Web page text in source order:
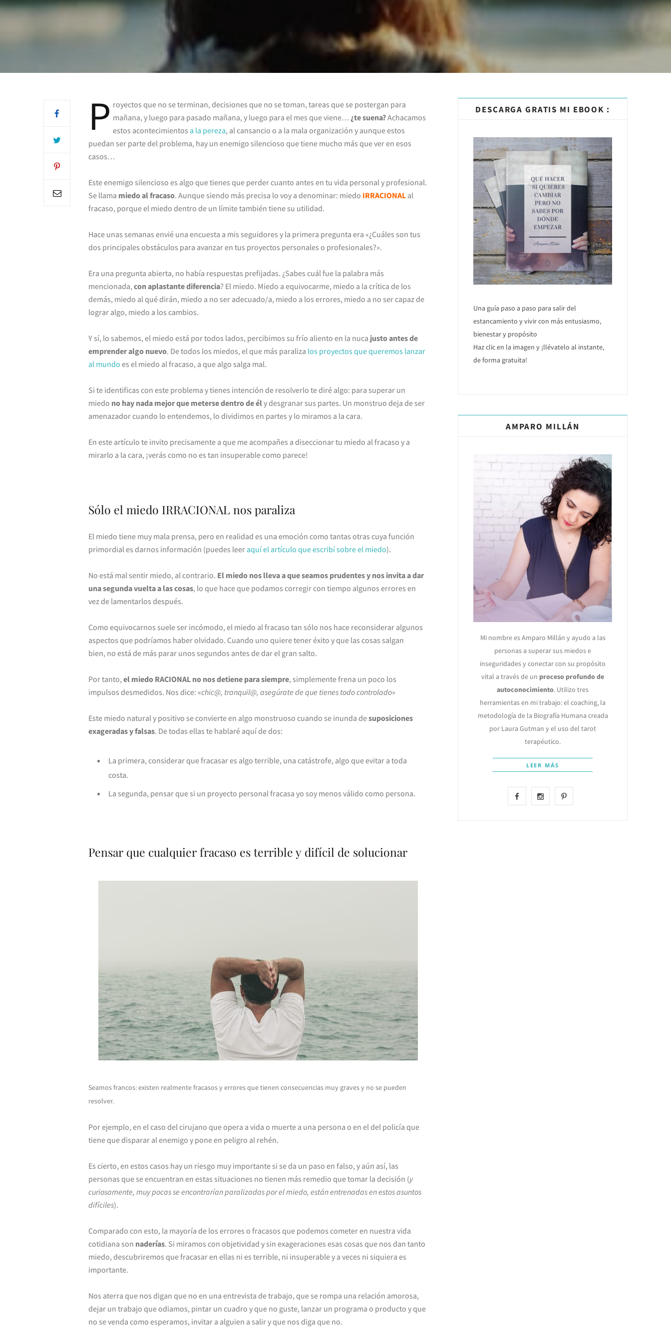
P royectos que no se terminan, decisiones que no se toman, tareas que se postergan para
mañana, y luego para pasado mañana, y luego para el mes que viene… ¿te suena?Achacamos
estos acontecimientos a la pereza, al cansancio o a la mala organización y aunque estos
puedan ser parte del problema, hay un enemigo silencioso que tiene mucho más que ver en esos
casos…
Este enemigo silencioso es algo que tienes que perder cuanto antes en tu vida personal y profesional.
Se llama miedo al fracaso. Aunque siendo más precisa lo voy a denominar: miedo IRRACIONAL al
fracaso, porque el miedo dentro de un límite también tiene su utilidad.
Hace unas semanas envié una encuesta a mis seguidores y la primera pregunta era «¿Cuáles son tus
dos principales obstáculos para avanzar en tus proyectos personales o profesionales?».
Era una pregunta abierta, no había respuestas prefijadas. ¿Sabes cuál fue la palabra más
mencionada, con aplastante diferencia? El miedo. Miedo a equivocarme, miedo a la crítica de los
demás, miedo al qué dirán, miedo a no ser adecuado/a, miedo a los errores, miedo a no ser capaz de
lograr algo, miedo a los cambios.
Y sí, lo sabemos, el miedo está por todos lados, percibimos su frío aliento en la nuca justo antes de
emprender algo nuevo. De todos los miedos, el que más paraliza los proyectos que queremos lanzar
al mundo es el miedo al fracaso, a que algo salga mal.
Si te identificas con este problema y tienes intención de resolverlo te diré algo: para superar un
miedo no hay nada mejor que meterse dentro de ély desgranar sus partes. Un monstruo deja de ser
amenazador cuando lo entendemos, lo dividimos en partes y lo miramos a la cara.
En este artículo te invito precisamente a que me acompañes a diseccionar tu miedo al fracaso y a
mirarlo a la cara, ¡verás como no es tan insuperable como parece!
Sólo el miedo IRRACIONAL nos paraliza
El miedo tiene muy mala prensa, pero en realidad es una emoción como tantas otras cuya función
primordial es darnos información (puedes leer aquí el artículo que escribí sobre el miedo).
No está mal sentir miedo, al contrario. El miedo nos lleva a que seamos prudentes y nos invita a dar
una segunda vuelta a las cosas, lo que hace que podamos corregir con tiempo algunos errores en
vez de lamentarlos después.
Como equivocarnos suele ser incómodo, el miedo al fracaso tan sólo nos hace reconsiderar algunos
aspectos que podríamos haber olvidado. Cuando uno quiere tener éxito y que las cosas salgan
bien, no está de más parar unos segundos antes de dar el gran salto.
Por tanto, el miedo RACIONAL no nos detiene para siempre, simplemente frena un poco los
impulsos desmedidos. Nos dice: «chic@, tranquil@, asegúrate de que tienes todo controlado»
Este miedo natural y positivo se convierte en algo monstruoso cuando se inunda desuposiciones
exageradas y falsas. De todas ellas te hablaré aquí de dos:
La primera, considerar que fracasar es algo terrible, una catástrofe, algo que evitar a toda
costa.
La segunda, pensar que si un proyecto personal fracasa yo soy menos válido como persona.
Pensar que cualquier fracaso es terrible y difícil de solucionar
Seamos francos: existen realmente fracasos y errores que tienen consecuencias muy graves y no se pueden
resolver.
Por ejemplo, en el caso del cirujano que opera a vida o muerte a una persona o en el del policía que
tiene que disparar al enemigo y pone en peligro al rehén.
Es cierto, en estos casos hay un riesgo muy importante si se da un paso en falso, y aún así, las
personas que se encuentran en estas situaciones no tienen más remedio que tomar la decisión (y
curiosamente, muy pocas se encontrarían paralizadas por el miedo, están entrenadas en estos asuntos
difíciles).
Comparado con esto, la mayoría de los errores o fracasos que podemos cometer en nuestra vida
cotidiana son naderías. Si miramos con objetividad y sin exageraciones esas cosas que nos dan tanto
miedo, descubriremos que fracasar en ellas ni es terrible, ni insuperable y a veces ni siquiera es
importante.
Nos aterra que nos digan que no en una entrevista de trabajo, que se rompa una relación amorosa,
dejar un trabajo que odiamos, pintar un cuadro y que no guste, lanzar un programa o producto y que
no se venda como esperamos, invitar a alguien a salir y que nos diga que no.
DESCARGA GRATIS MI EBOOK :
Una guía paso a paso para salir del
estancamiento y vivir con más entusiasmo,
bienestar y propósito
Haz clic en la imagen y ¡llévatelo al instante,
de forma gratuita!
AMPARO MILLÁN
Mi nombre es Amparo Millán y ayudo a las
personas a superar sus miedos e
inseguridades y conectar con su propósito
vital a través de un proceso profundo de
autoconocimiento. Utilizo tres
herramientas en mi trabajo: el coaching, la
metodología de la Biografía Humana creada
por Laura Gutman y el uso del tarot
terapéutico.
LEER MÁS
F
I
P